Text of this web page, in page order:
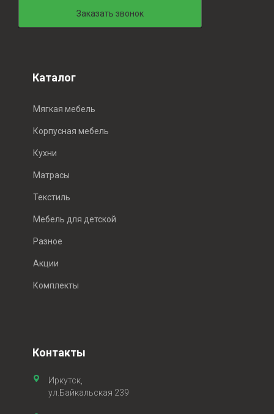
Заказать звонок
Каталог
Мягкая мебель
Корпусная мебель
Кухни
Матрасы
Текстиль
Мебель для детской
Разное
Акции
Комплекты
Контакты
Иркутск,
ул.Байкальская 239